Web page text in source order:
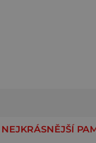
NEJKRÁSNĚJŠÍ